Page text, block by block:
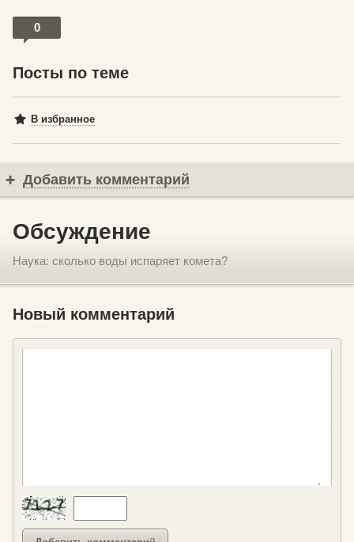
0
Посты по теме
В избранное
Добавить комментарий
Обсуждение
Наука: сколько воды испаряет комета?
Новый комментарий